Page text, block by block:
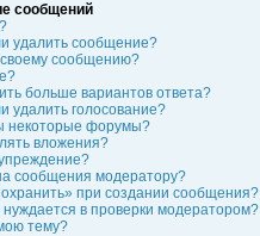
сообщений
удалить сообщение?
своему сообщению?
больше вариантов ответа?
удалить голосование?
некоторые форумы?
вложения?
сообщения модератору?
при создании сообщения?
в проверки модератором?
тему?